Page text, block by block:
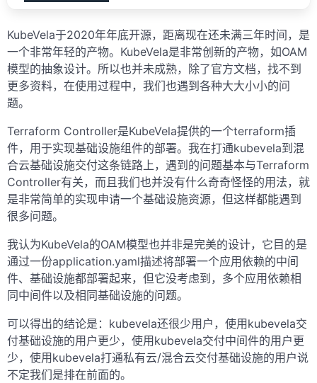
KubeVela于2020年年底开源，距离现在还未满三年时间，是
一个非常年轻的产物。KubeVela是非常创新的产物，如OAM
模型的抽象设计。所以也并未成熟，除了官方文档，找不到
更多资料，在使用过程中，我们也遇到各种大大小小的问
题。
Terraform Controller是KubeVela提供的一个terraform插
件，用于实现基础设施组件的部署。我在打通kubevela到混
合云基础设施交付这条链路上，遇到的问题基本与Terraform
Controller有关，而且我们也并没有什么奇奇怪怪的用法，就
是非常简单的实现申请一个基础设施资源，但这样都能遇到
很多问题。
我认为KubeVela的OAM模型也并非是完美的设计，它目的是
通过一份application.yaml描述将部署一个应用依赖的中间
件、基础设施都部署起来，但它没考虑到，多个应用依赖相
同中间件以及相同基础设施的问题。
可以得出的结论是：kubevela还很少用户，使用kubevela交
付基础设施的用户更少，使用kubevela交付中间件的用户更
少，使用kubevela打通私有云/混合云交付基础设施的用户说
不定我们是排在前面的。